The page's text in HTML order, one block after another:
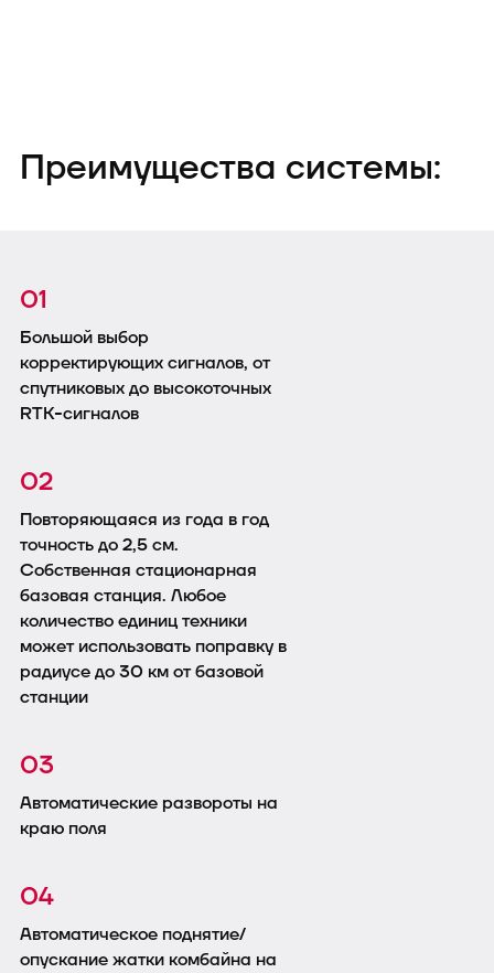
Преимущества системы:
01
Большой выбор
корректирующих сигналов, от
спутниковых до высокоточных
RTK-сигналов
02
Повторяющаяся из года в год
точность до 2,5 см.
Собственная стационарная
базовая станция. Любое
количество единиц техники
может использовать поправку в
радиусе до 30 км от базовой
станции
03
Автоматические развороты на
краю поля
04
Автоматическое поднятие/
опускание жатки комбайна на